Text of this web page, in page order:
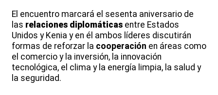
El encuentro marcará el sesenta aniversario de
las relaciones diplomáticas entre Estados
Unidos y Kenia y en él ambos líderes discutirán
formas de reforzar la cooperación en áreas como
el comercio y la inversión, la innovación
tecnológica, el clima y la energía limpia, la salud y
la seguridad.